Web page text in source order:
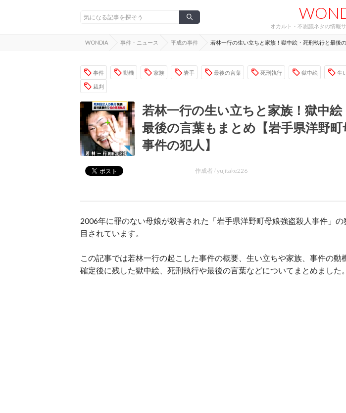
オカルト・不思議ネタの情報
WONDIA 事件・ニュース 平成の事件 若林一行の生い立ちと家族！獄中絵・死刑執行と最後
事件 動機 家族 岩手 最後の言葉 死刑執行 獄中絵 生
裁判
若林一行の生い立ちと家族！獄中絵
最後の言葉もまとめ【岩手県洋野町
事件の犯人】
作成者 /yujitake226
2006年に罪のない母娘が殺害された「岩手県洋野町母娘強盗殺人事件」
目されています。
この記事では若林一行の起こした事件の概要、生い立ちや家族、事件の動
確定後に残した獄中絵、死刑執行や最後の言葉などについてまとめました。